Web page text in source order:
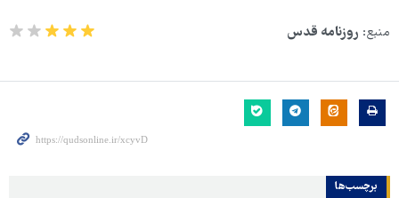
منبع: روزنامه قدس
برچسب‌ها